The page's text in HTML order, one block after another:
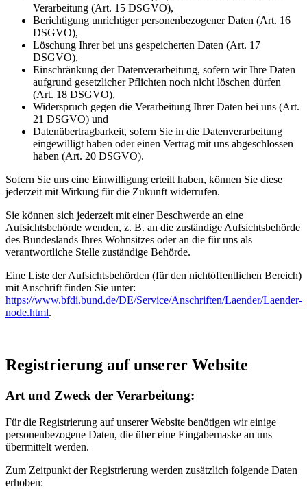
Verarbeitung (Art. 15 DSGVO),
Berichtigung unrichtiger personenbezogener Daten (Art. 16
DSGVO),
Löschung Ihrer bei uns gespeicherten Daten (Art. 17
DSGVO),
Einschränkung der Datenverarbeitung, sofern wir Ihre Daten
aufgrund gesetzlicher Pflichten noch nicht löschen dürfen
(Art. 18 DSGVO),
Widerspruch gegen die Verarbeitung Ihrer Daten bei uns (Art.
21 DSGVO) und
Datenübertragbarkeit, sofern Sie in die Datenverarbeitung
eingewilligt haben oder einen Vertrag mit uns abgeschlossen
haben (Art. 20 DSGVO).
Sofern Sie uns eine Einwilligung erteilt haben, können Sie diese
jederzeit mit Wirkung für die Zukunft widerrufen.
Sie können sich jederzeit mit einer Beschwerde an eine
Aufsichtsbehörde wenden, z. B. an die zuständige Aufsichtsbehörde
des Bundeslands Ihres Wohnsitzes oder an die für uns als
verantwortliche Stelle zuständige Behörde.
Eine Liste der Aufsichtsbehörden (für den nichtöffentlichen Bereich)
mit Anschrift finden Sie unter:
https://www.bfdi.bund.de/DE/Service/Anschriften/Laender/Laender-
node.html.
Registrierung auf unserer Website
Art und Zweck der Verarbeitung:
Für die Registrierung auf unserer Website benötigen wir einige
personenbezogene Daten, die über eine Eingabemaske an uns
übermittelt werden.
Zum Zeitpunkt der Registrierung werden zusätzlich folgende Daten
erhoben: